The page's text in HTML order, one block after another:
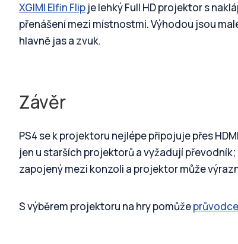
XGIMI Elfin Flip je lehký Full HD projektor s
přenášení mezi místnostmi. Výhodou jsou
hlavně jas a zvuk.
Závěr
PS4 se k projektoru nejlépe připojuje přes
jen u starších projektorů a vyžadují
zapojený mezi konzoli a projektor může
S výběrem projektoru na hry pomůže